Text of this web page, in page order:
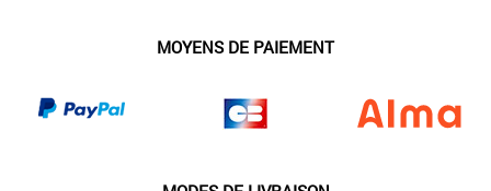
MOYENS DE PAIEMENT